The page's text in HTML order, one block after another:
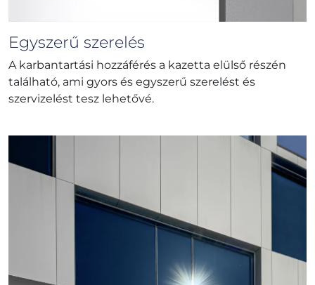
Egyszerű szerelés
A karbantartási hozzáférés a kazetta elülső részén
található, ami gyors és egyszerű szerelést és
szervizelést tesz lehetővé.